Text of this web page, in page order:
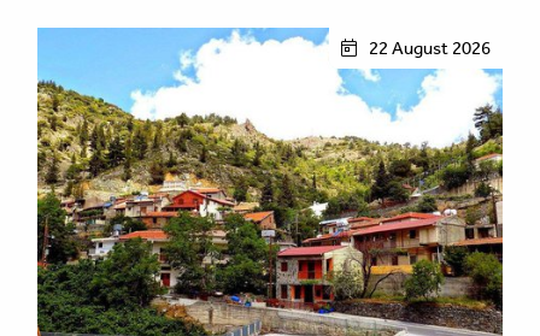
22 August 2026